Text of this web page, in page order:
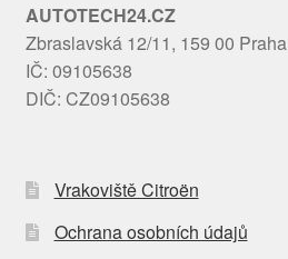
AUTOTECH24.CZ
Zbraslavská 12/11, 159 00 Praha
IČ: 09105638
DIČ: CZ09105638
Vrakoviště Citroën
Ochrana osobních údajů